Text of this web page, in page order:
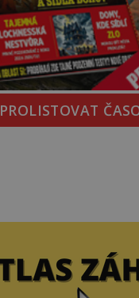
PROLISTOVAT